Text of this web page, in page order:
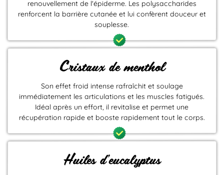
renouvellement de l'épiderme. Les polysaccharides
renforcent la barrière cutanée et lui confèrent douceur et
souplesse.
Cristaux de menthol
Son effet froid intense rafraîchit et soulage
immédiatement les articulations et les muscles fatigués.
Idéal après un effort, il revitalise et permet une
récupération rapide et booste rapidement tout le corps.
Huiles d'eucalyptus